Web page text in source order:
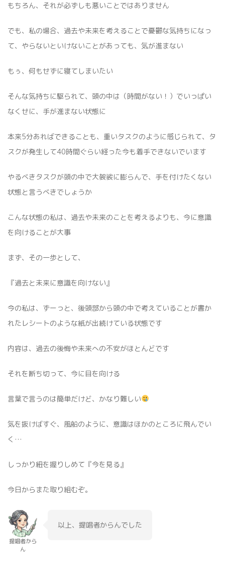
もちろん、それが必ずしも悪いことではありません
でも、私の場合、過去や未来を考えることで憂鬱な気持ちになっ
て、やらないといけないことがあっても、気が進まない
もぅ、何もせずに寝てしまいたい
そんな気持ちに駆られて、頭の中は（時間がない！）でいっぱい
なくせに、手が進まない状態に
本来5分あればできることも、重いタスクのように感じられて、タ
スクが発生して40時間ぐらい経った今も着手できないでいます
やるべきタスクが頭の中で大袈裟に膨らんで、手を付けたくない
状態と言うべきでしょうか
こんな状態の私は、過去や未来のことを考えるよりも、今に意識
を向けることが大事
まず、その一歩として、
『過去と未来に意識を向けない』
今の私は、ずーっと、後頭部から頭の中で考えていることが書か
れたレシートのような紙が出続けている状態です
内容は、過去の後悔や未来への不安がほとんどです
それを断ち切って、今に目を向ける
言葉で言うのは簡単だけど、かなり難しい
気を抜けばすぐ、風船のように、意識はほかのところに飛んでい
く…
しっかり紐を握りしめて『今を見る』
今日からまた取り組むぞ。
提唱者から
ん
以上、提唱者からんでした